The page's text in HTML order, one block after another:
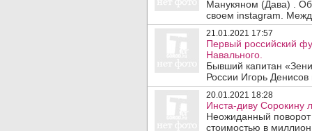
Манукяном (Дава) .
своем instagram.
21.01.2021 17:57
Первый российский
Навального.
Бывший капитан
России Игорь
20.01.2021 18:28
Инста-диву Сорокину
Неожиданный поворот
стоимостью в